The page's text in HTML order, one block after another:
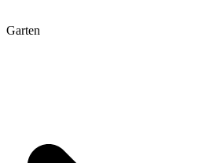
Garten